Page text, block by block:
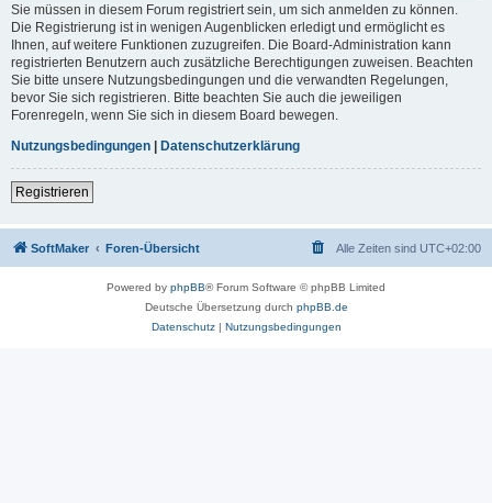
Sie müssen in diesem Forum registriert sein, um sich anmelden zu können.
Die Registrierung ist in wenigen Augenblicken erledigt und ermöglicht es
Ihnen, auf weitere Funktionen zuzugreifen. Die Board-Administration kann
registrierten Benutzern auch zusätzliche Berechtigungen zuweisen. Beachten
Sie bitte unsere Nutzungsbedingungen und die verwandten Regelungen,
bevor Sie sich registrieren. Bitte beachten Sie auch die jeweiligen
Forenregeln, wenn Sie sich in diesem Board bewegen.
Nutzungsbedingungen | Datenschutzerklärung
Registrieren
SoftMaker Foren-Übersicht Alle Zeiten sind UTC+02:00
Powered by phpBB® Forum Software © phpBB Limited
Deutsche Übersetzung durch phpBB.de
Datenschutz| Nutzungsbedingungen